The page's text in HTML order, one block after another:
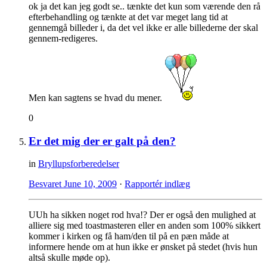
ok ja det kan jeg godt se.. tænkte det kun som værende den rå
efterbehandling og tænkte at det var meget lang tid at
gennemgå billeder i, da det vel ikke er alle billederne der skal
gennem-redigeres.
Men kan sagtens se hvad du mener.
0
Er det mig der er galt på den?
in Bryllupsforberedelser
BesvaretJune 10, 2009 · Rapportér indlæg
UUh ha sikken noget rod hva!? Der er også den mulighed at
alliere sig med toastmasteren eller en anden som 100% sikkert
kommer i kirken og få ham/den til på en pæn måde at
informere hende om at hun ikke er ønsket på stedet (hvis hun
altså skulle møde op).